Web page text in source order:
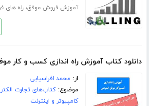
آموزش فروش موفق،راه های
دانلود کتاب آموزش راه اندازی کسب و کار
از: محمد افراسیابی
موضوع:کتاب‌های تجارت
کامپیوتر و اینترنت